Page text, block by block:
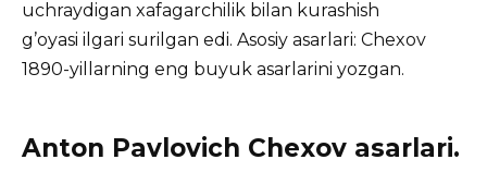
uchraydigan xafagarchilik bilan kurashish
g’oyasi ilgari surilgan edi. Asosiy asarlari: Chexov
1890-yillarning eng buyuk asarlarini yozgan.
Anton Pavlovich Chexov asarlari.